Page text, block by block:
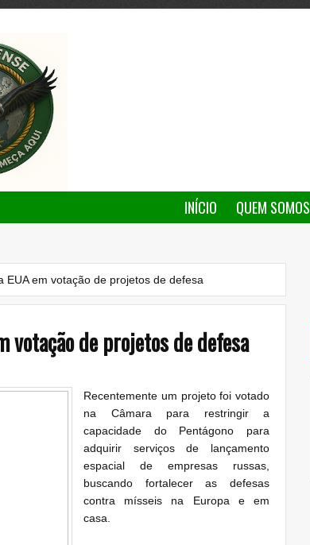
INÍCIO QUEM SOMOS
EUA em votação de projetos de defesa
votação de projetos de defesa
Recentemente um projeto foi votado
na Câmara para restringir a
capacidade do Pentágono para
adquirir serviços de lançamento
espacial de empresas russas,
buscando fortalecer as defesas
contra mísseis na Europa e em
casa.